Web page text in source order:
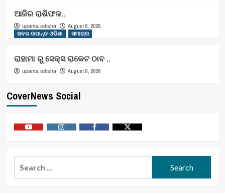
ଆଜିର ରାଶିଫଳ..
upanta odisha
August 9, 2026
ଖବର ଉପାନ୍ତ ଓଡିଶା
ସମାଚାର
ରାହାମା ରୁ ସେକ୍ସ ରାକେଟ ଠାବ ..
upanta odisha August 9, 2026
CoverNews Social